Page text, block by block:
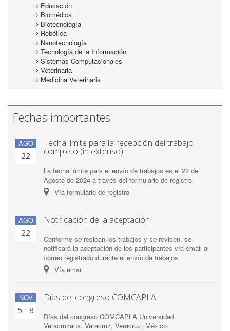
Educación
Biomédica
Biotecnología
Robótica
Nanotecnología
Tecnología de la Información
Sistemas Computacionales
Veterinaria
Medicina Veterinaria
Fechas importantes
AGO
22
Fecha límite para la recepción del trabajo
completo (in extenso)
La fecha límite para el envío de trabajos es el 22 de
Agosto de 2024 a través del formulario de registro.
Vía formulario de registro
AGO
22
Notificación de la aceptación
Conforme se reciban los trabajos y se revisen, se
notificará la aceptación de los participantes vía email al
correo registrado durante el envío de trabajos.
Vía email
NOV
5 - 8
Días del congreso COMCAPLA
Días del congreso COMCAPLA Universidad
Veracruzana, Veracruz, Veracruz, México.